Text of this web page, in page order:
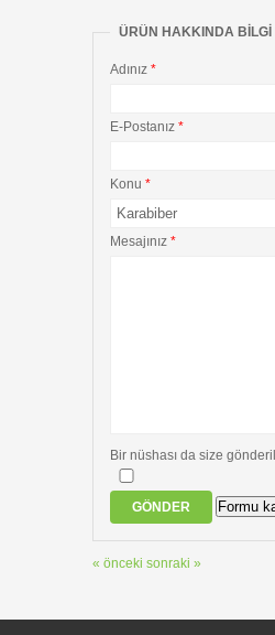
ÜRÜN HAKKINDA BILGI
Adınız *
E-Postanız *
Konu *
Mesajınız *
Bir nüshası da size
GÖNDER Formu
« önceki sonraki »